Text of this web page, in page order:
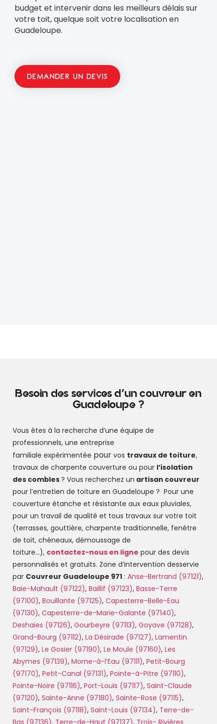
budget et intervenir dans les meilleurs délais sur
votre toit, quelque soit votre localisation en
Guadeloupe.
DEMANDER UN DEVIS
Besoin des services d'un couvreur en
Guadeloupe ?
Vous êtes à la recherche d’une équipe de
professionnels, une entreprise
familiale expérimentée pour vos travaux de toiture,
travaux de charpente couverture ou pour l’isolation
des combles? Vous recherchez un artisan couvreur
pour l’entretien de toiture en Guadeloupe ? Pour une
couverture étanche et résistante aux eaux pluviales,
pour un travail de qualité et tous travaux sur votre toit
(terrasses, gouttière, charpente traditionnelle, fenêtre
de toit, chéneaux, démoussage de
toiture…), contactez-nous en ligne pour des devis
personnalisés et gratuits. Zone d’intervention desservie
par Couvreur Guadeloupe 971 : Anse-Bertrand (97121),
Baie-Mahault (97122), Baillif (97123), Basse-Terre
(97100), Bouillante (97125), Capesterre-Belle-Eau
(97130), Capesterre-de-Marie-Galante (97140),
Deshaies (97126), Gourbeyre (97113), Goyave (97128),
Grand-Bourg (97112), La Désirade (97127), Lamentin
(97129), Le Gosier (97190), Le Moule (97160), Les
Abymes (97139), Morne-à-l’Eau (97111), Petit-Bourg
(97170), Petit-Canal (97131), Pointe-à-Pitre (97110),
Pointe-Noire (97116), Port-Louis (97117), Saint-Claude
(97120), Sainte-Anne (97180), Sainte-Rose (97115),
Saint-François (97118), Saint-Louis (97134), Terre-de-
Bas (97136), Terre-de-Haut (97137), Trois- Rivières